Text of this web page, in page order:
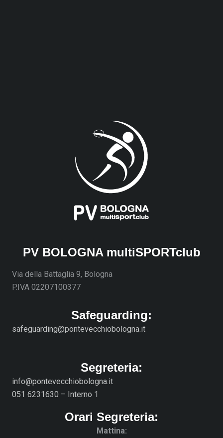
PV BOLOGNA multiSPORTclub
Via della Battaglia 9, Bologna
P.IVA 02207100377
Safeguarding:
safeguarding@pontevecchiobologna.it
Segreteria:
info@pontevecchiobologna.it
051 6231630 – Interno 1
Orari Segreteria:
Mattina: